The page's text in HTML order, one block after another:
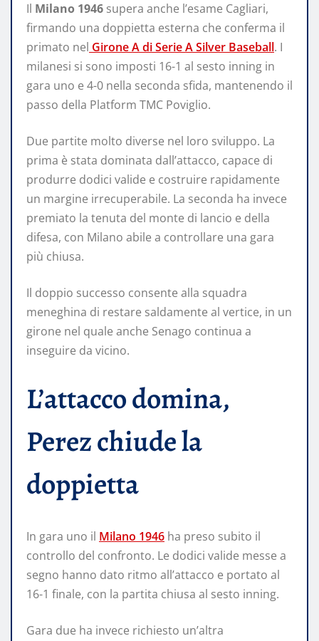
Il Milano 1946 supera anche l’esame Cagliari,
firmando una doppietta esterna che conferma il
primato nel Girone A di Serie A Silver Baseball. I
milanesi si sono imposti 16-1 al sesto inning in
gara uno e 4-0 nella seconda sfida, mantenendo il
passo della Platform TMC Poviglio.
Due partite molto diverse nel loro sviluppo. La
prima è stata dominata dall’attacco, capace di
produrre dodici valide e costruire rapidamente
un margine irrecuperabile. La seconda ha invece
premiato la tenuta del monte di lancio e della
difesa, con Milano abile a controllare una gara
più chiusa.
Il doppio successo consente alla squadra
meneghina di restare saldamente al vertice, in un
girone nel quale anche Senago continua a
inseguire da vicino.
L’attacco domina,
Perez chiude la
doppietta
In gara uno il Milano 1946 ha preso subito il
controllo del confronto. Le dodici valide messe a
segno hanno dato ritmo all’attacco e portato al
16-1 finale, con la partita chiusa al sesto inning.
Gara due ha invece richiesto un’altra